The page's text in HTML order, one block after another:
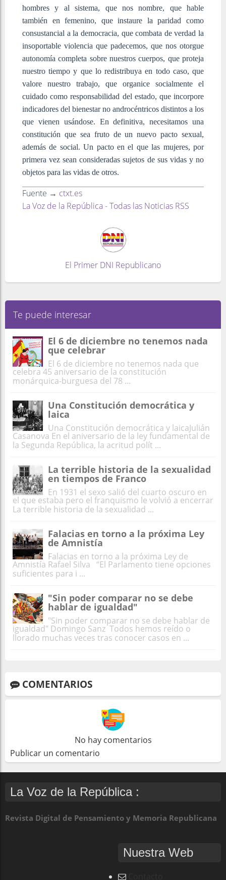
hombres y al sistema, que nos nombre, que hable
también en femenino, que instaure la paridad como
consustancial a la democracia, que combata de verdad la
insoportable violencia que padecemos, que nos otorgue
autonomía completa sobre nuestros cuerpos, que proteja
nuestro tiempo y que lo redistribuya en todo caso, que
valore nuestro trabajo, que organice socialmente el
cuidado como responsabilidad del estado, que incorpore
indicadores del bienestar no androcéntricos distintos a los
que vienen usándose. En definitiva, necesitamos una
constitución que sea fruto de un nuevo pacto sexual,
además de social. Un pacto en el que las mujeres, por
primera vez sean consideradas sujetos de sus vidas y no
objetos para las vidas de otros.
Fuente → ctxt.es
La Voz de la República - Todas las Noticias RSS
El Primer DNI Republicano
Te puede interesar
El 6 de diciembre no tenemos nada
que celebrar
El 6 de diciembre no tenemos nada que
celebra 45 aniversario de la constitución
monárquica-burguesa del 78 ...
Una Constitución democrática y
laica
Una Constitución democrática y laicaJulián
Casanova En el aniversario de la ley fundamental de
la Segunda República, la acritud polít ...
La terrible historia de la sexualidad
en tiempos de Franco
En 1931 el sexo salió del cuarto oscuro en
el que estaba pero el franquismo le volvió a encerrar
La terrible historia de la sexualidad ...
Falacias en torno a la próxima Ley
de Amnistía
Falacias en torno a la próxima Ley de
Amnistía Rafael Silva “El Parlamento tiene opciones
suficientes para i ...
"Sin poder comparar no se debe
hablar de igualdad"
"Sin poder comparar no se debe hablar de
igualdad" Domingo Sanz Todos hemos reído o
llorado muchas veces tras conocer casos en ...
COMENTARIOS
No hay comentarios
Publicar un comentario
La Voz de la República :
Revista Digital de Pensamiento y Memoria Republicana
Nuestra Web